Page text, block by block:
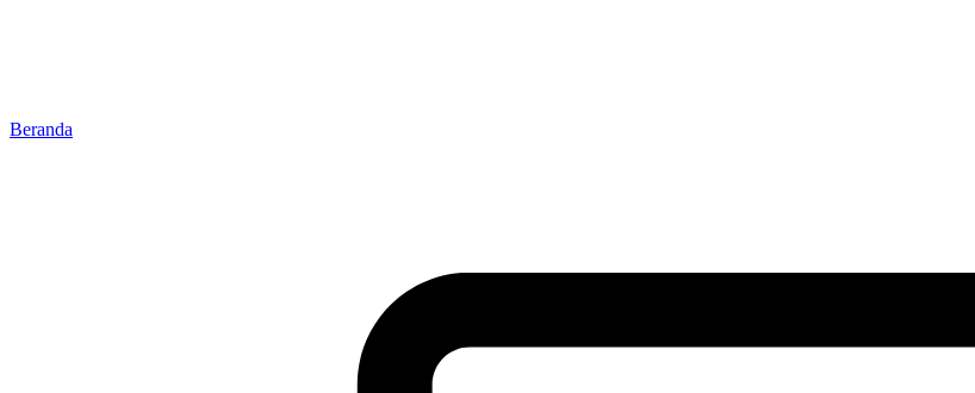
Beranda